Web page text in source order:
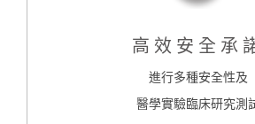
高效安全承
進行多種安全性及
醫學實驗臨床研究測